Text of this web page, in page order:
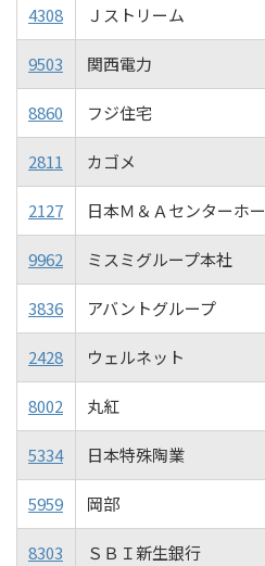
4308 Ｊストリーム
9503 関西電力
8860 フジ住宅
2811 カゴメ
2127 日本Ｍ＆Ａセンターホ
9962 ミスミグループ本社
3836 アバントグループ
2428 ウェルネット
8002 丸紅
5334 日本特殊陶業
5959 岡部
8303 ＳＢＩ新生銀行